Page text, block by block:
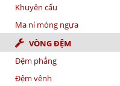
Khuyên cẩu
Ma ní móng ngựa
VÒNG ĐỆM
Đệm phẳng
Đệm vênh